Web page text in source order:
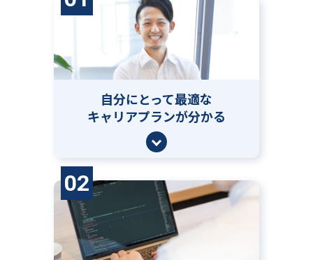
自分にとって最適な
キャリアプランが分かる
02